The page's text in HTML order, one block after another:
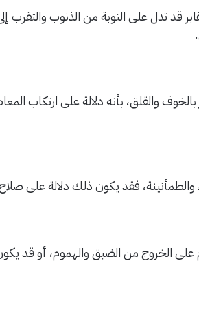
قد تدل على التوبة من الذنوب والتقرب
والقلق، بأنه دلالة على ارتكاب
والطمأنينة، فقد يكون ذلك دلالة على
على الخروج من الضيق والهموم، أو قد